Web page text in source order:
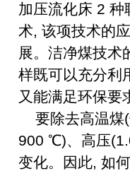
加压流化床 2 种
术, 该项技术的
展。洁净煤技术
样既可以充分利
又能满足环保要
要除去高温煤(
900 ℃)、高压
变化。因此, 如